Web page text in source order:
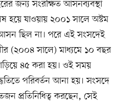
জন্য সংরক্ষিত আসনব্যবস্থা
হয়ে যাওয়ায় ২০০১ সালে অষ্টম
ছিল না। পরে এই সংসদেই
(২০০৪ সালে) মাধ্যমে ১০ বছর
৪৫ করা হয়। ওই সময়
পরিবর্তন আনা হয়। সংসদে
প্রতিনিধিত্ব করছেন, সেই